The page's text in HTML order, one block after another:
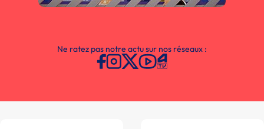
Ne ratez pas notre actu sur nos réseaux :